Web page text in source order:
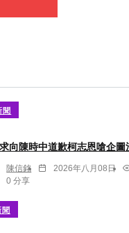
聞
向陳時中道歉柯志恩嗆企圖
陳信銘 2026年八月08日
0 分享